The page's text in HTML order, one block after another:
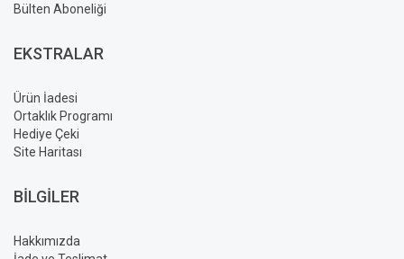
Bülten Aboneliği
EKSTRALAR
Ürün İadesi
Ortaklık Programı
Hediye Çeki
Site Haritası
BILGILER
Hakkımızda